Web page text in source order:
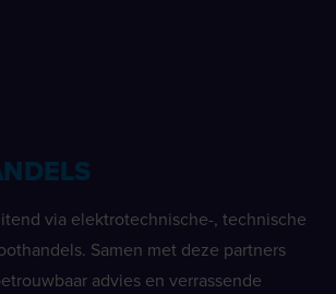
via elektrotechnische-, technische
Samen met deze partners
advies en verrassende